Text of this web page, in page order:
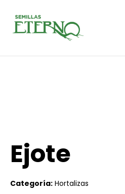
Ejote
Categoría: Hortalizas